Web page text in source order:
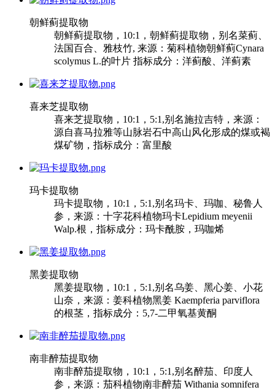
朝鲜蓟提取物
朝鲜蓟提取物，10:1，朝鲜蓟提取物，别名菜蓟、
法国百合、雅枝竹, 来源：菊科植物朝鲜蓟Cynara
scolymus L.的叶片 指标成分：洋蓟酸、洋蓟素
喜来芝提取物
喜来芝提取物，10:1，5:1,别名施拉吉特，来源：
源自喜马拉雅等山脉岩石中高山风化形成的煤或褐
煤矿物，指标成分：富里酸
玛卡提取物
玛卡提取物，10:1，5:1,别名玛卡、玛咖、秘鲁人
参，来源：十字花科植物玛卡Lepidium meyenii
Walp.根，指标成分：玛卡酰胺，玛咖烯
黑姜提取物
黑姜提取物，10:1，5:1,别名乌姜、黑心姜、小花
山奈，来源：姜科植物黑姜 Kaempferia parviflora
的根茎，指标成分：5,7-二甲氧基黄酮
南非醉茄提取物
南非醉茄提取物，10:1，5:1,别名醉茄、印度人
参，来源：茄科植物南非醉茄 Withania somnifera